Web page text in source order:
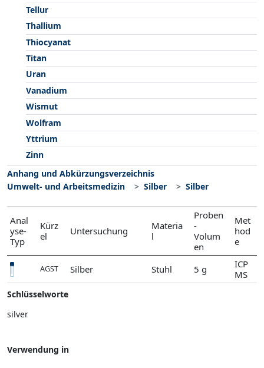
Tellur
Thallium
Thiocyanat
Titan
Uran
Vanadium
Wismut
Wolfram
Yttrium
Zinn
Anhang und Abkürzungsverzeichnis
Umwelt- und Arbeitsmedizin
Silber Silber
Anal
yse-
Typ
Kürz
el
Untersuchung
Materia
l
Proben
-
Volum
en
Met
hod
e
AGST Silber Stuhl 5 g
ICP
MS
Schlüsselworte
silver
Verwendung in